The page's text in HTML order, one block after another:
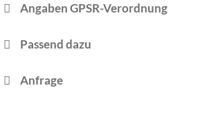
Angaben GPSR-Verordnung
Passend dazu
Anfrage